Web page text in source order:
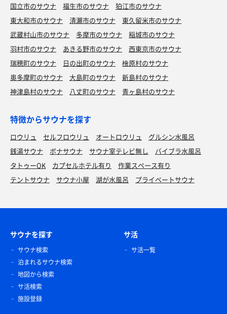
国立市のサウナ
福生市のサウナ
狛江市のサウナ
東大和市のサウナ
清瀬市のサウナ
東久留米市のサウナ
武蔵村山市のサウナ
多摩市のサウナ
稲城市のサウナ
羽村市のサウナ
あきる野市のサウナ
西東京市のサウナ
瑞穂町のサウナ
日の出町のサウナ
檜原村のサウナ
奥多摩町のサウナ
大島町のサウナ
新島村のサウナ
神津島村のサウナ
八丈町のサウナ 青ヶ島村のサウナ
特徴からサウナを探す
ロウリュ セルフロウリュ オートロウリュ
グルシン水風呂
銭湯サウナ
ボナサウナ サウナ室テレビ無し
バイブラ水風呂
タトゥーOK
カプセルホテル有り
作業スペース有り
テントサウナ
サウナ小屋 湖が水風呂 プライベートサウナ
サウナを探す
サウナ検索
泊まれるサウナ検索
地図から検索
サ活検索
施設登録
サ活
サ活一覧